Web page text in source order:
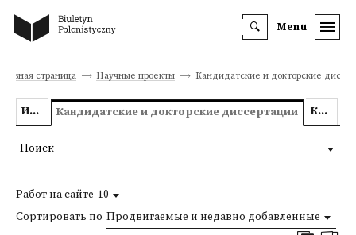
Menu
Главная страница Научные проекты Кандидатские и докторские
Исследовательские проекты Кандидатские и докторские диссертации Конкурсы
Работ на сайте 10
Сортировать по Продвигаемые и недавно добавленные
Поиск